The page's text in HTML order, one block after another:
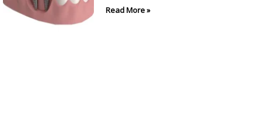
Read More »